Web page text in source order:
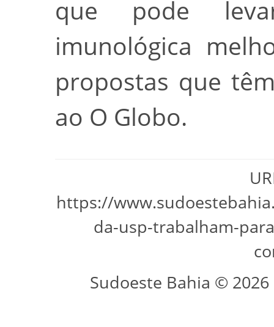
que pode
imunológica
propostas que
ao O Globo.
https://
da-usp-trabalham-
Sudoeste Bahia ©